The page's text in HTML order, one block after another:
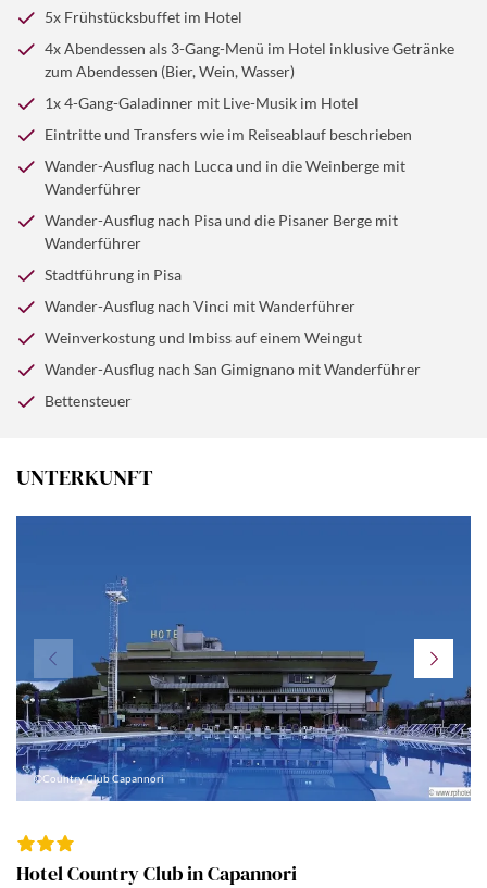
weiter auf gerölligen Wegen bis San Giuliano Terme.
nach Pisa, Stadtführung inklusive. Abendessen und
Höhenunterschied: 270 m; mittelschwer)
Vinci. Danach werden wir zu einem typischen Imbiss
und Wein auf einem örtlichen Landgut erwartet.
(Gehzeit: 4-4,5 Std.; Höhenunterschied: 430 m;
mittelschwer)
990 seine Pilgerreise nach Rom unternahm. Auf dem
Weg nach San Gimignano streifen wir durch Vernaccia-
Weinberge. Das mittelalterliche Städtchen erreichen wir
beim südlichen Stadttor. Unser Wanderführer besichtigt
mit uns den malerischen Altstadtkern. Wir genießen die
Stadt der Geschlechtertürme und legen eine
Entspannungspause in einer der besten italienischen
Eisdielen, der Gelateria Dondoli, ein. Lassen Sie den
Abend dann bei einem 4-Gang-Galadinner mit Live-
Höhenunterschied: 300 m; mittelschwer)
5x Frühstücksbuffet im Hotel
4x Abendessen als 3-Gang-Menü im Hotel inklusive Getränke
zum Abendessen (Bier, Wein, Wasser)
1x 4-Gang-Galadinner mit Live-Musik im Hotel
Eintritte und Transfers wie im Reiseablauf beschrieben
Wander-Ausflug nach Lucca und in die Weinberge mit
Wanderführer
Wander-Ausflug nach Pisa und die Pisaner Berge mit
Wanderführer
Stadtführung in Pisa
Wander-Ausflug nach Vinci mit Wanderführer
Weinverkostung und Imbiss auf einem Weingut
Wander-Ausflug nach San Gimignano mit Wanderführer
Bettensteuer
UNTERKUNFT
©Country Club Capannori
Hotel Country Club in Capannori